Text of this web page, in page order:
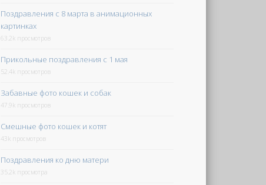
Поздравления с 8 марта в анимационных
картинках
63.2k просмотров
Прикольные поздравления с 1 мая
52.4k просмотров
Забавные фото кошек и собак
47.9k просмотров
Смешные фото кошек и котят
43k просмотров
Поздравления ко дню матери
35.2k просмотра